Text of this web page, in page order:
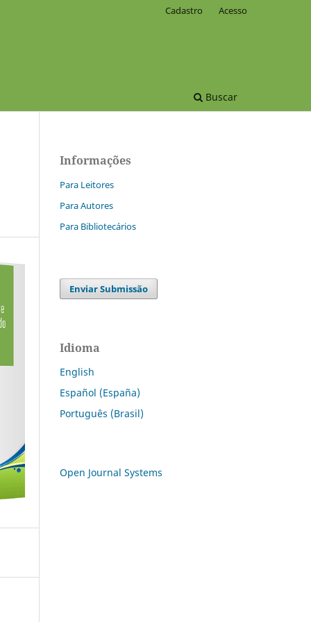
Buscar
Cadastro Acesso
Informações
Para Leitores
Para Autores
Para Bibliotecários
Enviar Submissão
Idioma
English
Español (España)
Português (Brasil)
Open Journal Systems